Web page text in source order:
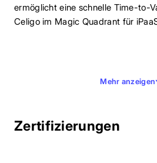
ermöglicht eine schnelle Time-to-
Celigo im Magic Quadrant für
Mehr anzeigen
Zertifizierungen